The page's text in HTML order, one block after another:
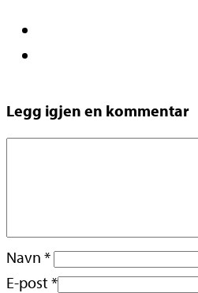
Legg igjen en kommentar
Navn *
E-post*